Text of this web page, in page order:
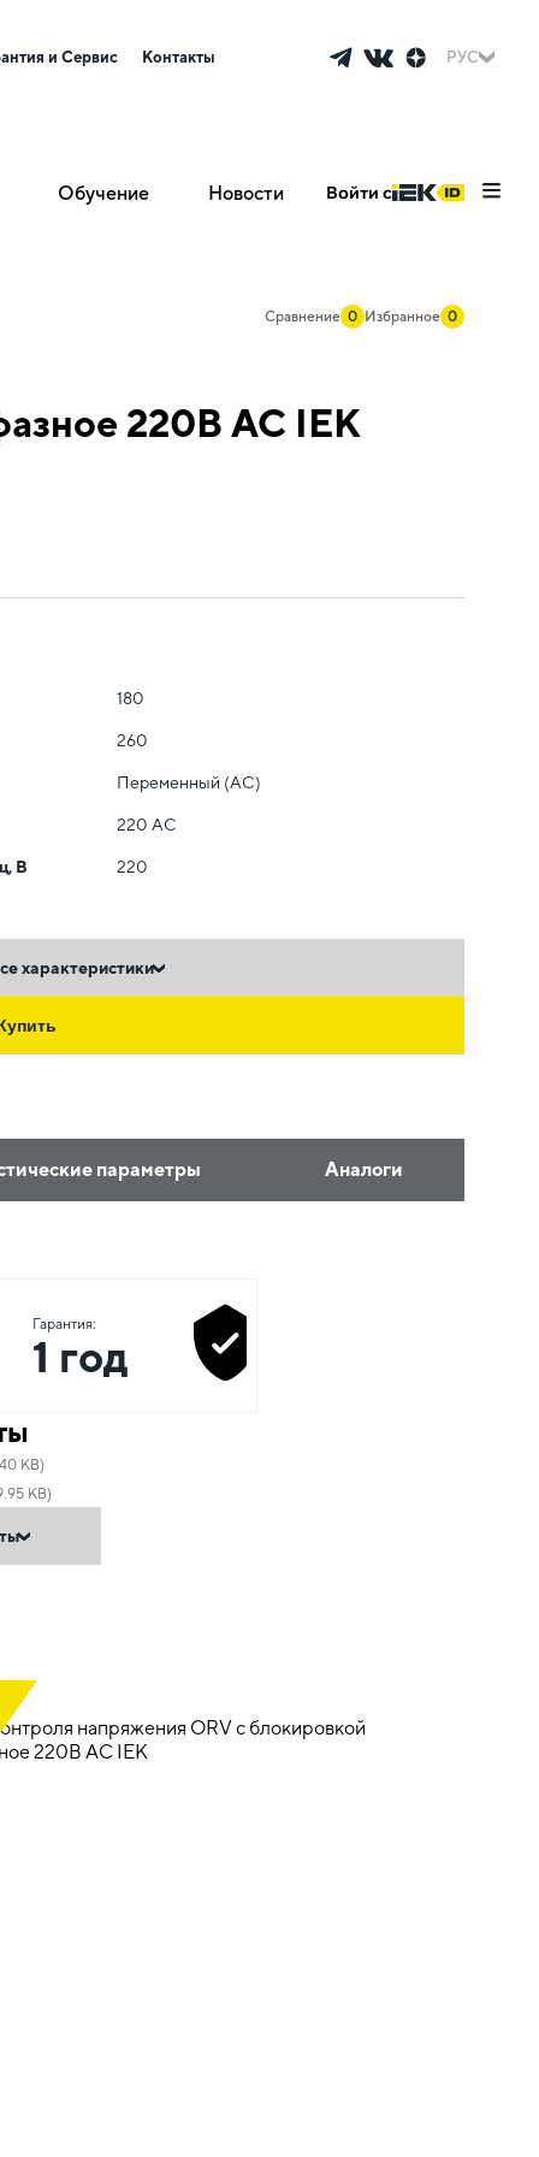
и Сервис Контакты РУС
Обучение Новости Войти с
Сравнение 0 Избранное 0
220В AC IEK
180
260
Переменный (AC)
220 АС
В 220
характеристики
параметры Аналоги
Гарантия:
1 год
KB)
KB)